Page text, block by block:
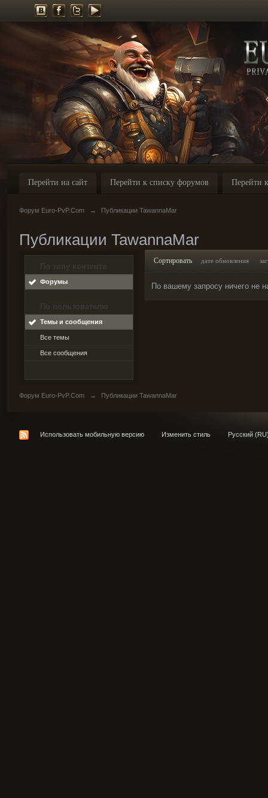
Перейти на сайт Перейти к списку форумов Перейти
Форум Euro-PvP.Com → Публикации TawannaMar
Публикации TawannaMar
По типу контента
Форумы
По пользователю
Темы и сообщения
Все темы
Все сообщения
Сортировать дате обновления
По вашему запросу ничего не
Форум Euro-PvP.Com → Публикации TawannaMar
Использовать мобильную версию Изменить стиль Русский